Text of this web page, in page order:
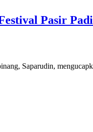
Pasir
Saparudin,